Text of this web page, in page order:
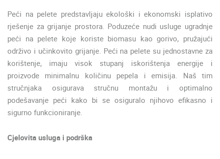
Peći na pelete predstavljaju ekološki i ekonomski isplativo
rješenje za grijanje prostora. Poduzeće nudi usluge ugradnje
peći na pelete koje koriste biomasu kao gorivo, pružajući
održivo i učinkovito grijanje. Peći na pelete su jednostavne za
korištenje, imaju visok stupanj iskorištenja energije i
proizvode minimalnu količinu pepela i emisija. Naš tim
stručnjaka osigurava stručnu montažu i optimalno
podešavanje peći kako bi se osiguralo njihovo efikasno i
sigurno funkcioniranje.
Cjelovita usluga i podrška